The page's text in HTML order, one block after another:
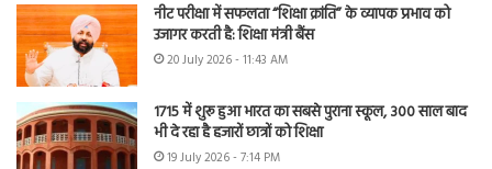
नीट परीक्षा में सफलता “शिक्षा क्रांति” के व्यापक प्रभाव को
उजागर करती है: शिक्षा मंत्री बैंस
20 July 2026 - 11:43 AM
1715 में शुरू हुआ भारत का सबसे पुराना स्कूल, 300 साल बाद
भी दे रहा है हजारों छात्रों को शिक्षा
19 July 2026 - 7:14 PM